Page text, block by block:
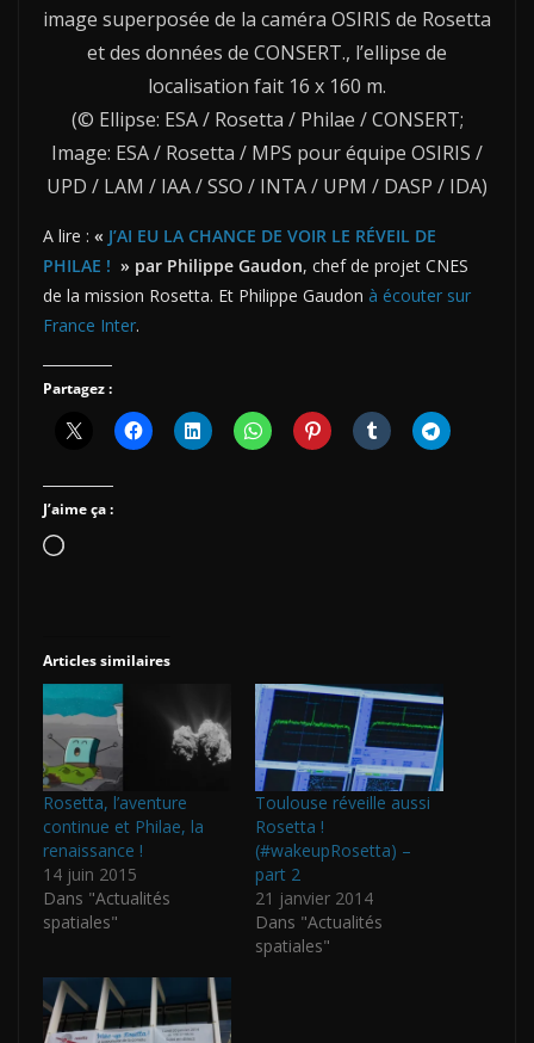
image superposée de la caméra OSIRIS de Rosetta
et des données de CONSERT., l’ellipse de
localisation fait 16 x 160 m.
(© Ellipse: ESA / Rosetta / Philae / CONSERT;
Image: ESA / Rosetta / MPS pour équipe OSIRIS /
UPD / LAM / IAA / SSO / INTA / UPM / DASP / IDA)
A lire : « J’AI EU LA CHANCE DE VOIR LE RÉVEIL DE
PHILAE ! » par Philippe Gaudon, chef de projet CNES
de la mission Rosetta. Et Philippe Gaudon à écouter sur
France Inter.
Partagez :
J’aime ça :
Chargement…
Articles similaires
Rosetta, l’aventure
continue et Philae, la
renaissance !
14 juin 2015
Dans "Actualités
spatiales"
Toulouse réveille aussi
Rosetta !
(#wakeupRosetta) –
part 2
21 janvier 2014
Dans "Actualités
spatiales"